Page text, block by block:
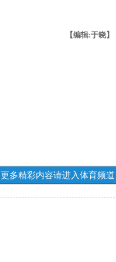
【编辑:于晓】
更多精彩内容请进入体育频道